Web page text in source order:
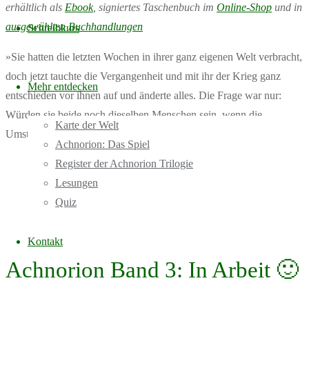
Schreibkurs
Mehr entdecken
Karte der Welt
Achnorion: Das Spiel
Register der Achnorion Trilogie
Lesungen
Quiz
Kontakt
erhältlich als Ebook, signiertes Taschenbuch im Online-Shop und in
ausgewählten Buchhandlungen
»Sie hatten die letzten Wochen in ihrer ganz eigenen Welt verbracht,
doch jetzt tauchte die Vergangenheit und mit ihr der Krieg ganz
entschieden vor ihnen auf und änderte alles. Die Frage war nur:
Würden sie beide noch dieselben Menschen sein, wenn die
Umstände sich änderten?«
Achnorion Band 3: In Arbeit 🙂